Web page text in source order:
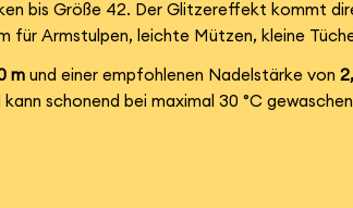
bis Größe 42. Der Glitzereffekt kommt
für Armstulpen, leichte Mützen, kleine
m und einer empfohlenen Nadelstärke von
schonend bei maximal 30 °C